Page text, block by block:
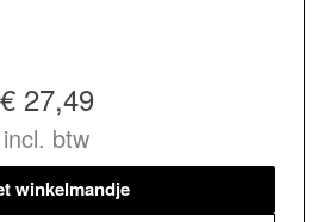
€ 27,49
incl. btw
winkelmandje